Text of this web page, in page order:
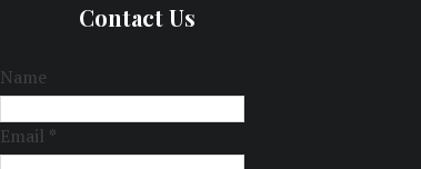
Contact Us
Name
Email *